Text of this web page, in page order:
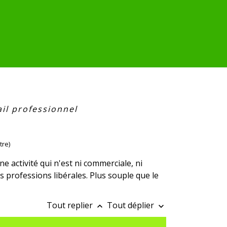
professionnel
activité qui n'est ni commerciale, ni
professions libérales. Plus souple que le
Tout replier keyboard_arrow_up Tout déplier keyboard_arrow_down